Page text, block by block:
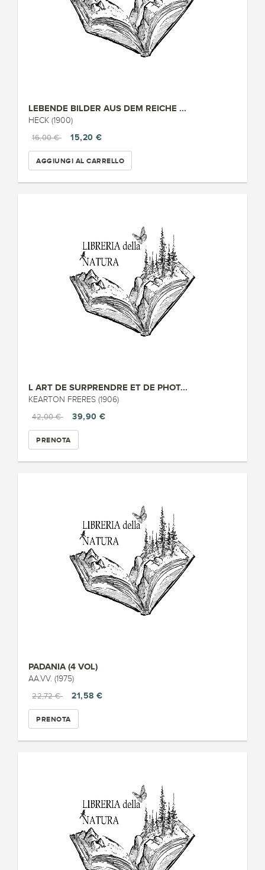
LEBENDE BILDER AUS DEM REICHE ...
HECK (1900)
16,00 €
15,20 €
AGGIUNGI AL CARRELLO
L ART DE SURPRENDRE ET DE PHOT...
KEARTON FRERES (1906)
42,00 €
39,90 €
PRENOTA
PADANIA (4 VOL)
AA.VV. (1975)
22,72 €
21,58 €
PRENOTA